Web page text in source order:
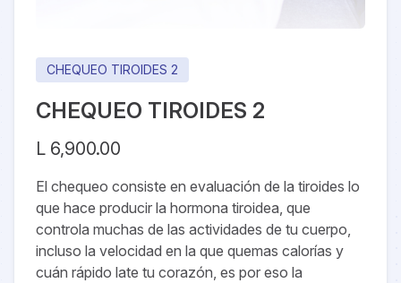
CHEQUEO TIROIDES 2
CHEQUEO TIROIDES 2
Precio
L 6,900.00
El chequeo consiste en evaluación de la tiroides lo
que hace producir la hormona tiroidea, que
controla muchas de las actividades de tu cuerpo,
incluso la velocidad en la que quemas calorías y
cuán rápido late tu corazón, es por eso la